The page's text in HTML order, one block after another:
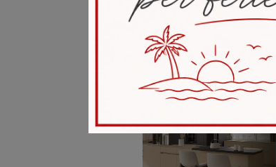
VEDI DI PIÙ
ICONICA 03